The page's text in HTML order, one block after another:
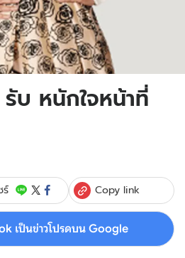
บ หนักใจหน้าที่
ร์ Copy link
เป็นข่าวโปรดบน Google